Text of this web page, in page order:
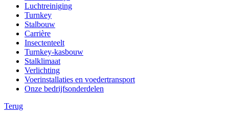
Luchtreiniging
Turnkey
Stalbouw
Carrière
Insectenteelt
Turnkey-kasbouw
Stalklimaat
Verlichting
Voerinstallaties en voedertransport
Onze bedrijfsonderdelen
Terug